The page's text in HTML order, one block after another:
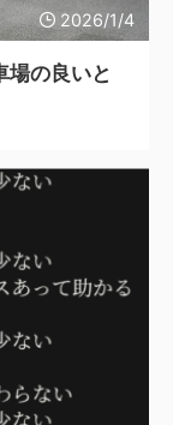
2026/1/4
場の良いと